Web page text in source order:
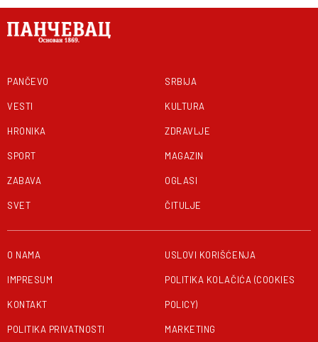
PANČEVO
VESTI
HRONIKA
SPORT
ZABAVA
SVET
SRBIJA
KULTURA
ZDRAVLJE
MAGAZIN
OGLASI
ČITULJE
O NAMA
IMPRESUM
KONTAKT
POLITIKA PRIVATNOSTI
USLOVI KORIŠĆENJA
POLITIKA KOLAČIĆA (COOKIES
POLICY)
MARKETING